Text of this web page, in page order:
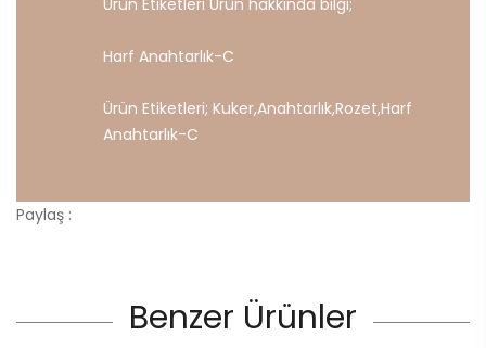
Ürün Etiketleri Ürün hakkında bilgi;
Harf Anahtarlık-C
Ürün Etiketleri; Kuker,Anahtarlık,Rozet,Harf
Anahtarlık-C
Paylaş :
Benzer Ürünler